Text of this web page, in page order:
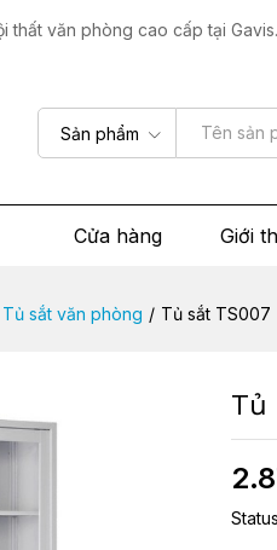
thất văn phòng cao cấp tại Gavis.
Sản phẩm
Cửa hàng Giới
Tủ sắt văn phòng / Tủ sắt TS007
Tủ
số Đánh giá (0)